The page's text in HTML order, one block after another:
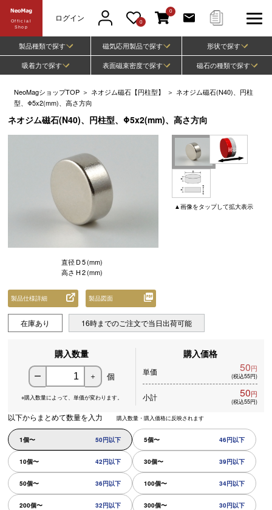
Official
Shop
ログイン 0
0
製品種類で探す 磁気応用製品で探す
形状で探す
吸着力で探す
表面磁束密度で探す 磁石の種類で探す
NeoMagショップTOP ＞ ネオジム磁石【円柱型】 ＞ ネオジム磁石(N40)、円柱
型、Φ5x2(mm)、高さ方向
ネオジム磁石(N40)、円柱型、Φ5x2(mm)、高さ方向
▲画像をタップして拡大表示
直径D5(mm)
高さ H2(mm)
製品仕様詳細 製品図面
在庫あり 16時までのご注文で当日出荷可能
購入数量
ー ＋ 個
※購入数量によって、 単価が変わります。
購入価格
単価 50円
(税込55円)
小計 50円
(税込55円)
以下からまとめて数量を入力 購入数量・購入価格に反映されます
1個〜 50円以下 5個〜 46円以下
10個〜 42円以下 30個〜 39円以下
50個〜 36円以下 100個〜 34円以下
200個〜 32円以下 300個〜 30円以下